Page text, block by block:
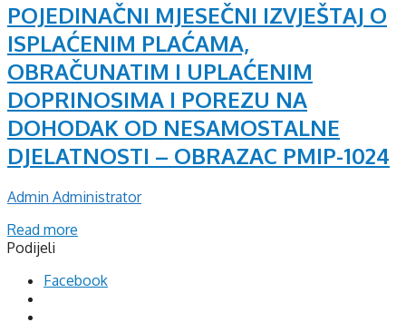
POJEDINAČNI MJESEČNI IZVJEŠTAJ O
ISPLAĆENIM PLAĆAMA,
OBRAČUNATIM I UPLAĆENIM
DOPRINOSIMA I POREZU NA
DOHODAK OD NESAMOSTALNE
DJELATNOSTI – OBRAZAC PMIP-1024
Admin Administrator
Read more
Podijeli
Facebook